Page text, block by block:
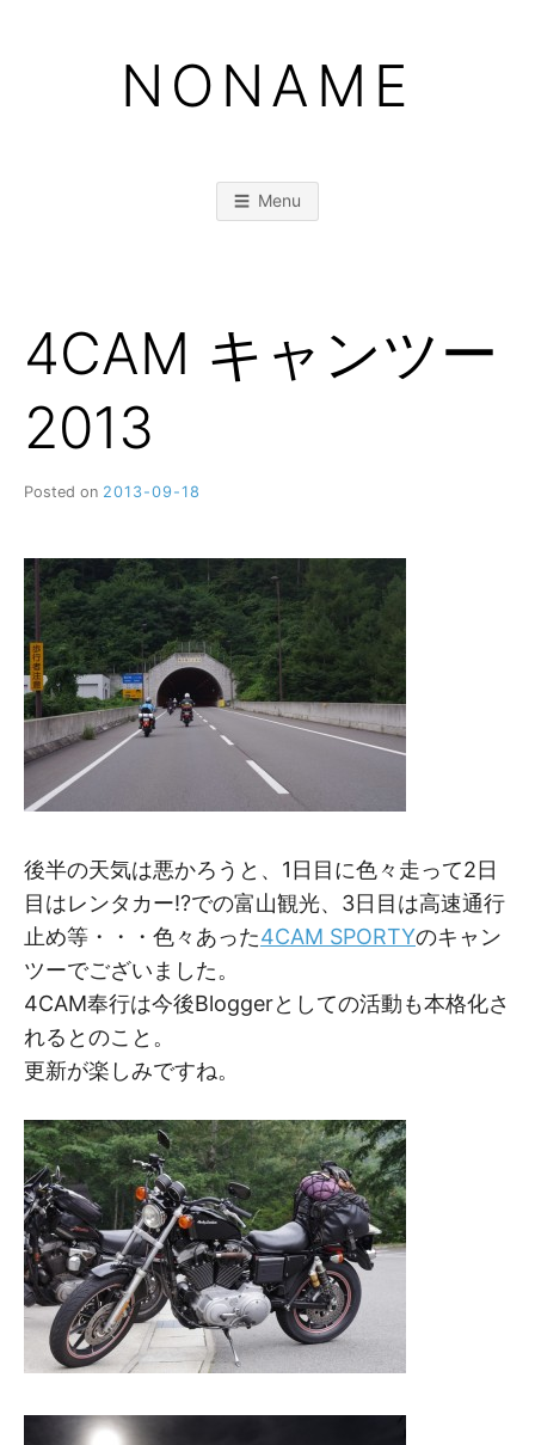
NONAME
Menu
4CAM キャンツー
2013
Posted on 2013-09-18
M
後半の天気は悪かろうと、1日目に色々走って2日
目はレンタカー!?での富山観光、3日目は高速通行
止め等・・・色々あった4CAM SPORTYのキャン
ツーでございました。
4CAM奉行は今後Bloggerとしての活動も本格化さ
れるとのこと。
更新が楽しみですね。